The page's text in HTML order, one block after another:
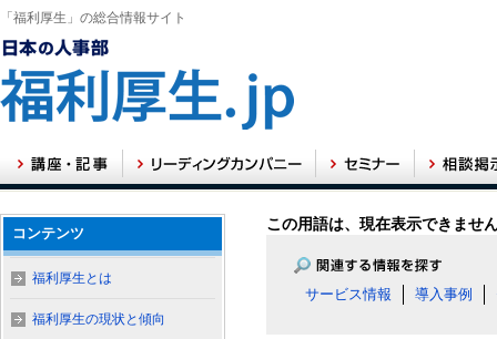
「福利厚生」の総合情報サイト
この用語は、現在表示できませ
サービス情報 導入事例
コンテンツ
福利厚生とは
福利厚生の現状と傾向